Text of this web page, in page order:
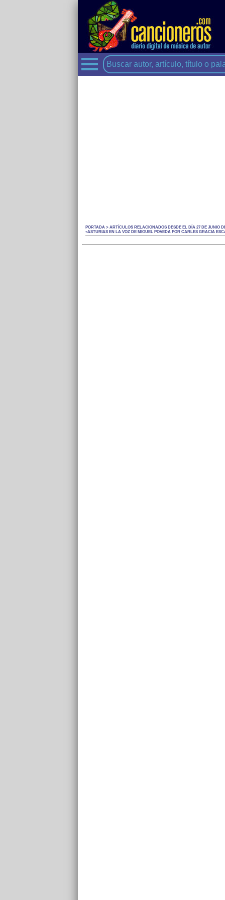
PORTADA > ARTÍCULOS RELACIONADOS DESDE EL DÍA 27 DE JUNIO
«ASTURIAS EN LA VOZ DE MIGUEL POVEDA POR CARLES GRACIA